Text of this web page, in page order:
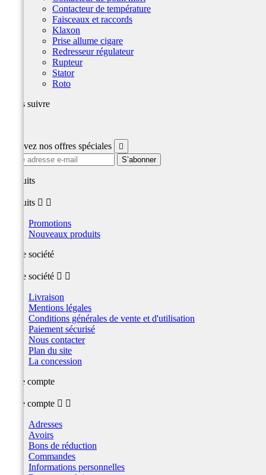
Contacteur de température
Faisceaux et raccords
Klaxon
Prise allume cigare
Redresseur régulateur
Rupteur
Stator
Roto
Nous suivre
Recevez nos offres spéciales 
produits
produits  
Promotions
Nouveaux produits
Notre société
Notre société  
Livraison
Mentions légales
Conditions générales de vente et d'utilisation
Paiement sécurisé
Nous contacter
Plan du site
La concession
Votre compte
Votre compte  
Adresses
Avoirs
Bons de réduction
Commandes
Informations personnelles